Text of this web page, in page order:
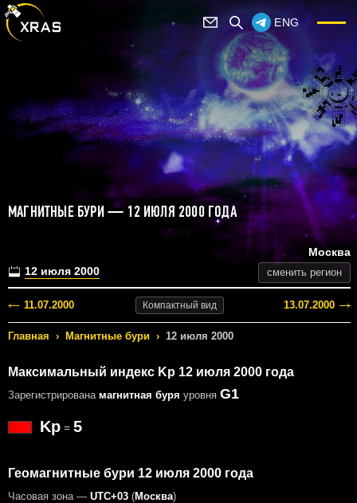
ENG
МАГНИТНЫЕ БУРИ — 12 ИЮЛЯ 2000 ГОДА
12 июля 2000
Москва
сменить регион
11.07.2000 Компактный вид 13.07.2000
Главная › Магнитные бури › 12 июля 2000
Максимальный индекс Kp 12 июля 2000 года
Зарегистрирована магнитная буря уровня G1
Kp = 5
Геомагнитные бури 12 июля 2000 года
Часовая зона — UTC+03 (Москва)